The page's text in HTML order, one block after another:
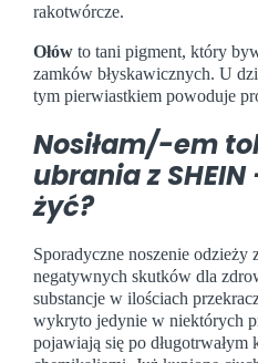
rakotwórcze.
Ołówto tani pigment, który
zamków błyskawicznych. U
tym pierwiastkiem powoduje
Nosiłam/-em
ubrania z
żyć?
Sporadyczne noszenie
negatywnych skutków dla
substancje w ilościach
wykryto jedynie w niektórych
pojawiają się po